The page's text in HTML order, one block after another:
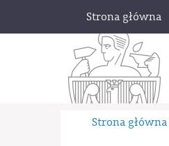
Strona główna
Strona główna